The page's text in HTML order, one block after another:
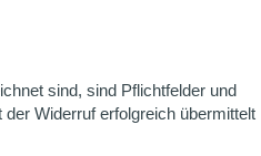
sind, sind Pflichtfelder und
Widerruf erfolgreich übermittelt